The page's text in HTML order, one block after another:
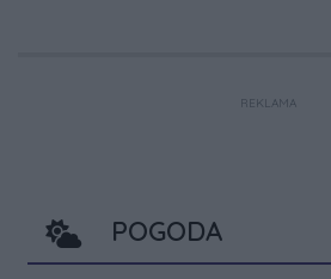
REKLAMA
POGODA